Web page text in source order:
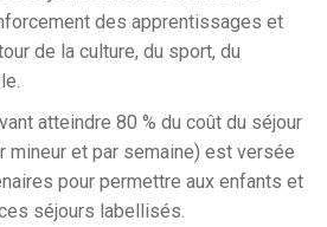
des apprentissages et
de la culture, du sport, du
atteindre 80 % du coût du séjour
mineur et par semaine) est versée
pour permettre aux enfants et
séjours labellisés.